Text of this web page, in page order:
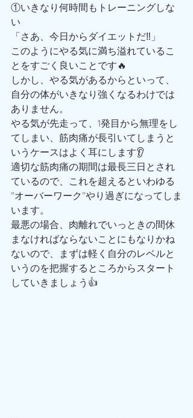
①いきなり何時間もトレーニングしな
い
「さあ、今日からダイエットだ‼️」
このようにやる気に満ち溢れているこ
とをすごく良いことです🔥
しかし、やる気があるからといって、
自分の体がいきなり強くなるわけでは
ありません。
やる気が先走って、1発目から無理をし
てしまい、筋肉痛が長引いてしまうと
いうケースはよく耳にします👂
適切な筋肉痛の期間は最長三日とされ
ているので、これを超えるといわゆる
”オーバーワーク”やり過ぎになってしま
います。
最悪の場合、肉離れでいっときの間休
まなければならないことにもなりかね
ないので、まずは軽く自分のレベルと
いうのを把握するところからスタート
していきましょう👍